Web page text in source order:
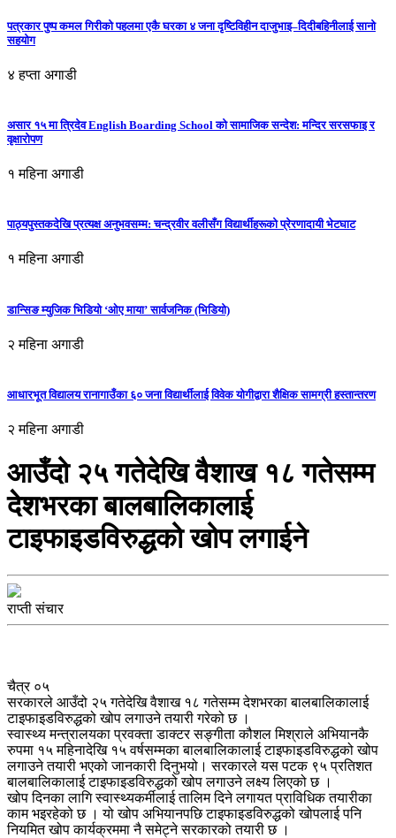
पत्रकार पुष्प कमल गिरीको पहलमा एकै घरका ४ जना दृष्टिविहीन दाजुभाइ–दिदीबहिनीलाई सानो
सहयोग
४ हप्ता अगाडी
असार १५ मा त्रिदेव English Boarding School को सामाजिक सन्देश: मन्दिर सरसफाइ र
वृक्षारोपण
१ महिना अगाडी
पाठ्यपुस्तकदेखि प्रत्यक्ष अनुभवसम्म: चन्द्रवीर वलीसँग विद्यार्थीहरूको प्रेरणादायी भेटघाट
१ महिना अगाडी
डान्सिङ म्युजिक भिडियो ‘ओए माया’ सार्वजनिक (भिडियो)
२ महिना अगाडी
आधारभूत विद्यालय रानागाउँका ६० जना विद्यार्थीलाई विवेक योगीद्वारा शैक्षिक सामग्री हस्तान्तरण
२ महिना अगाडी
आउँदो २५ गतेदेखि वैशाख १८ गतेसम्म
देशभरका बालबालिकालाई
टाइफाइडविरुद्धको खोप लगाईने
राप्ती संचार
चैत्र ०५
सरकारले आउँदो २५ गतेदेखि वैशाख १८ गतेसम्म देशभरका बालबालिकालाई
टाइफाइडविरुद्धको खोप लगाउने तयारी गरेको छ ।
स्वास्थ्य मन्त्रालयका प्रवक्ता डाक्टर सङ्गीता कौशल मिश्राले अभियानकै
रुपमा १५ महिनादेखि १५ वर्षसम्मका बालबालिकालाई टाइफाइडविरुद्धको खोप
लगाउने तयारी भएको जानकारी दिनुभयो। सरकारले यस पटक ९५ प्रतिशत
बालबालिकालाई टाइफाइडविरुद्धको खोप लगाउने लक्ष्य लिएको छ ।
खोप दिनका लागि स्वास्थ्यकर्मीलाई तालिम दिने लगायत प्राविधिक तयारीका
काम भइरहेको छ । यो खोप अभियानपछि टाइफाइडविरुद्धको खोपलाई पनि
नियमित खोप कार्यक्रममा नै समेट्ने सरकारको तयारी छ ।